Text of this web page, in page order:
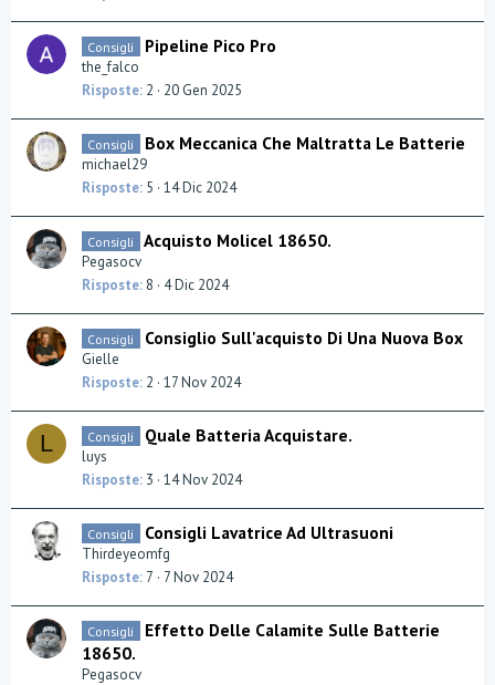
Consigli Pipeline Pico Pro
the_falco
Risposte 2 20 Gen 2025
Consigli Box Meccanica Che Maltratta Le Batterie
michael29
Risposte 5 14 Dic 2024
Consigli Acquisto Molicel 18650.
Pegasocv
Risposte 8 4 Dic 2024
Consigli Consiglio Sull'acquisto Di Una Nuova Box
Gielle
Risposte 2 17 Nov 2024
L Consigli Quale Batteria Acquistare.
luys
Risposte 3 14 Nov 2024
Consigli Consigli Lavatrice Ad Ultrasuoni
Thirdeyeomfg
Risposte 7 7 Nov 2024
Consigli
Effetto Delle Calamite Sulle Batterie
18650.
Pegasocv